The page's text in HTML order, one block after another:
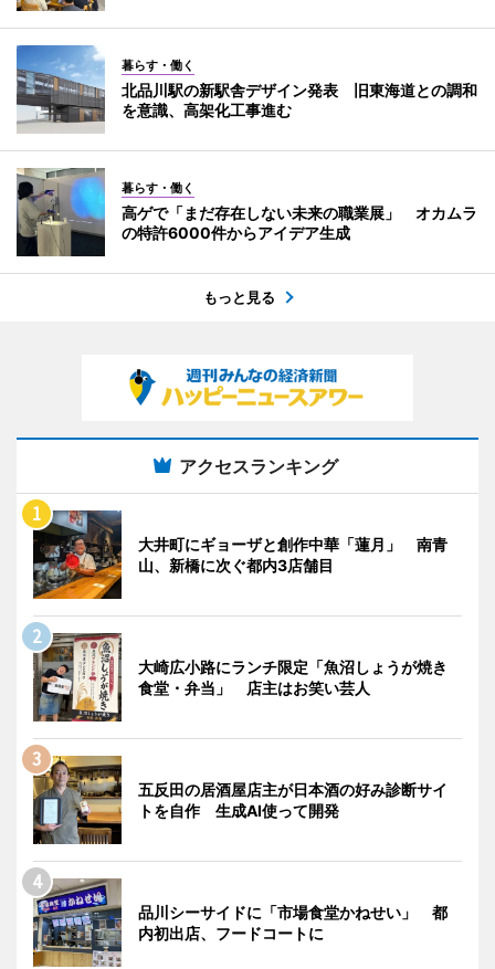
暮らす・働く
北品川駅の新駅舎デザイン発表 旧東海道との調和
を意識、高架化工事進む
暮らす・働く
高ゲで「まだ存在しない未来の職業展」 オカムラ
の特許6000件からアイデア生成
もっと見る
アクセスランキング
大井町にギョーザと創作中華「蓮月」 南青
山、新橋に次ぐ都内3店舗目
大崎広小路にランチ限定「魚沼しょうが焼き
食堂・弁当」 店主はお笑い芸人
五反田の居酒屋店主が日本酒の好み診断サイ
トを自作 生成AI使って開発
品川シーサイドに「市場食堂かねせい」 都
内初出店、フードコートに